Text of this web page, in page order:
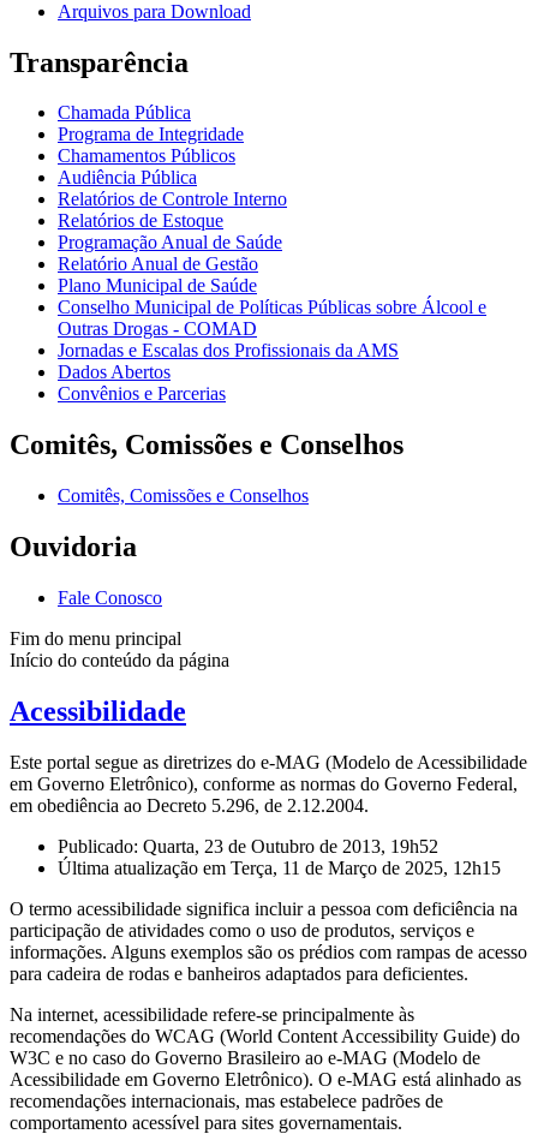
Arquivos para Download
Transparência
Chamada Pública
Programa de Integridade
Chamamentos Públicos
Audiência Pública
Relatórios de Controle Interno
Relatórios de Estoque
Programação Anual de Saúde
Relatório Anual de Gestão
Plano Municipal de Saúde
Conselho Municipal de Políticas Públicas sobre Álcool e
Outras Drogas - COMAD
Jornadas e Escalas dos Profissionais da AMS
Dados Abertos
Convênios e Parcerias
Comitês, Comissões e Conselhos
Comitês, Comissões e Conselhos
Ouvidoria
Fale Conosco
Fim do menu principal
Início do conteúdo da página
Acessibilidade
Este portal segue as diretrizes do e-MAG (Modelo de Acessibilidade
em Governo Eletrônico), conforme as normas do Governo Federal,
em obediência ao Decreto 5.296, de 2.12.2004.
Publicado: Quarta, 23 de Outubro de 2013, 19h52
Última atualização em Terça, 11 de Março de 2025, 12h15
O termo acessibilidade significa incluir a pessoa com deficiência na
participação de atividades como o uso de produtos, serviços e
informações. Alguns exemplos são os prédios com rampas de acesso
para cadeira de rodas e banheiros adaptados para deficientes.
Na internet, acessibilidade refere-se principalmente às
recomendações do WCAG (World Content Accessibility Guide) do
W3C e no caso do Governo Brasileiro ao e-MAG (Modelo de
Acessibilidade em Governo Eletrônico). O e-MAG está alinhado as
recomendações internacionais, mas estabelece padrões de
comportamento acessível para sites governamentais.